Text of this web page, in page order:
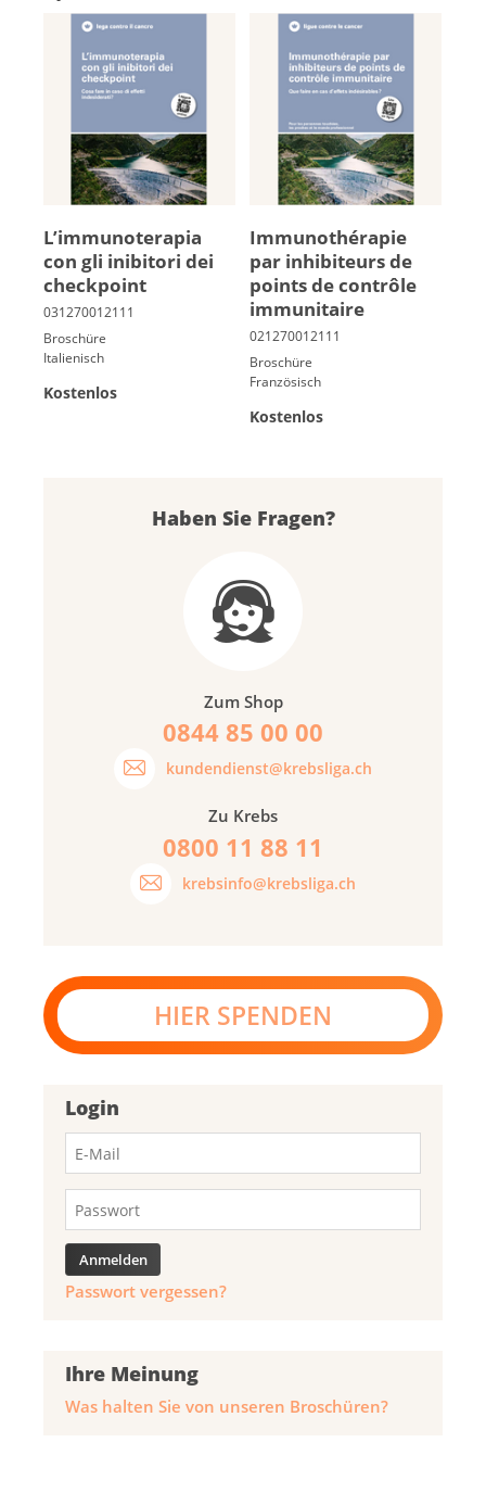
L’immunoterapia
con gli inibitori dei
checkpoint
Broschüre
Italienisch
Kostenlos
Im­mu­no­thé­ra­pie
par in­hi­bi­teurs de
points de contrôle
im­mu­ni­taire
Broschüre
Französisch
Kostenlos
Haben Sie Fragen?
Zum Shop
0844 85 00 00
kundendienst@krebsliga.ch
Zu Krebs
0800 11 88 11
krebsinfo@krebsliga.ch
HIER SPENDEN
Login
Passwort vergessen?
Ihre Meinung
Was halten Sie von unseren Broschüren?